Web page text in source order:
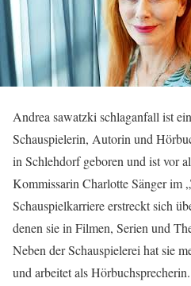
Andrea sawatzki schlaganfall ist
Schauspielerin, Autorin und
in Schlehdorf geboren und ist vor
Kommissarin Charlotte Sänger im
Schauspielkarriere erstreckt sich
denen sie in Filmen, Serien und
Neben der Schauspielerei hat sie
und arbeitet als Hörbuchsprecherin.